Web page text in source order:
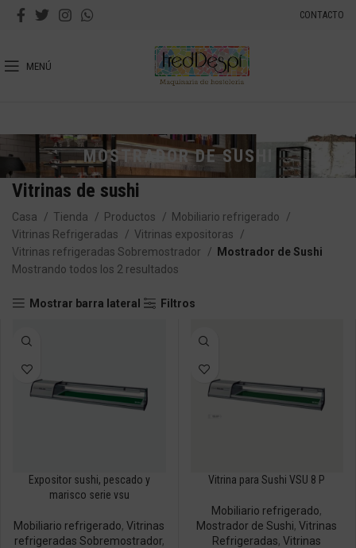
CONTACTO
MENÚ
MOSTRADOR DE SUSHI
Vitrinas de sushi
Casa Tienda Productos
Mobiliario refrigerado
Vitrinas Refrigeradas
Vitrinas expositoras
Vitrinas refrigeradas Sobremostrador
Mostrador de Sushi
Mostrando todos los 2 resultados
Mostrar barra lateral Filtros
Expositor sushi, pescado y
marisco serie vsu
Mobiliario refrigerado,Vitrinas
refrigeradas Sobremostrador,
Vitrina para Sushi VSU 8 P
Mobiliario refrigerado,
Mostrador de Sushi,Vitrinas
Refrigeradas,Vitrinas